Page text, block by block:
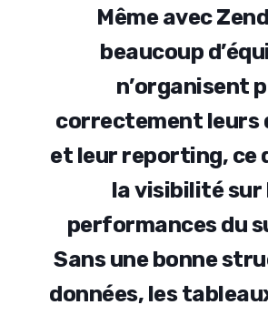
Même avecZend
beaucoup d’équ
n’organisent p
correctement leurs
et leur reporting, ce
lavisibilitésur
performancesdus
Sans une bonnestru
données, les tableau